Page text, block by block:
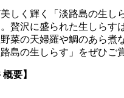
しく輝く「淡路島の生
贅沢に盛られた生しら
菜の天婦羅や鯛のあら
島の生しらす」をぜひご
要】